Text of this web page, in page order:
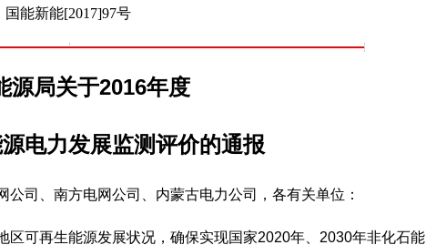
国能新能[2017]97号
源局关于2016年度
电力发展监测评价的通报
司、南方电网公司、内蒙古电力公司，各有关单位：
可再生能源发展状况，确保实现国家2020年、2030年非化石能